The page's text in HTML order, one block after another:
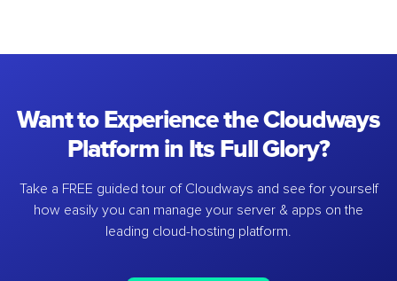
Want to Experience the Cloudways
Platform in Its Full Glory?
Take a FREE guided tour of Cloudways and see for yourself
how easily you can manage your server & apps on the
leading cloud-hosting platform.